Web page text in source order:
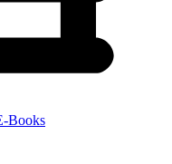
Books